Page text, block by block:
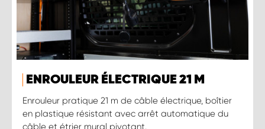
ENROULEUR ÉLECTRIQUE 21 M
Enrouleur pratique 21 m de câble électrique, boîtier
en plastique résistant avec arrêt automatique du
câble et étrier mural pivotant.